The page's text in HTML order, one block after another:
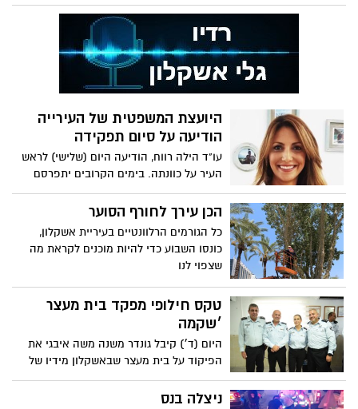
היועצת המשפטית של העירייה
הודיעה על סיום תפקידה
עו"ד הילה רווח, הודיעה היום (שלישי) לראש
העיר על כוונתה. בימים הקרובים יתפרסם
מכרז חדש לתפקיד. ראש העיר קיבל את
בקשתה והודה לה על עבודתה; עו"ד הילה
ברשות; עוברת למגזר הפרטי"
הכן עירך לחורף הסוער
כל הגורמים הרלוונטיים בעיריית אשקלון,
כונסו השבוע כדי להיות מוכנים לקראת מה
שצפוי לנו
טקס חילופי מפקד בית מעצר
׳שקמה
היום (ד׳) קיבל גונדר משנה משה איבגי את
הפיקוד על בית מעצר שבאשקלון מידיו של
גונדר משנה יעקב שלום שלאחרונה מונה
לראש מחלקת ביקורת פנים
ניצלה בנס